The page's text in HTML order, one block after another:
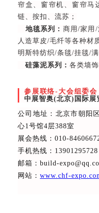
帘盒、窗帘机、窗帘马
链、按扣、流苏；
地毯系列： 商用/家用
人造草皮/毛纤等各种材
明斯特纺织/条毯/挂毯/
硅藻泥系列： 各类墙
参展联络-大会组委会
中展智奥(北京)国际展
公司地址：北京市朝阳
心1号馆4层388室
展会热线：010-
手机热线：13901295728
邮箱：build-
网站： www.chf-